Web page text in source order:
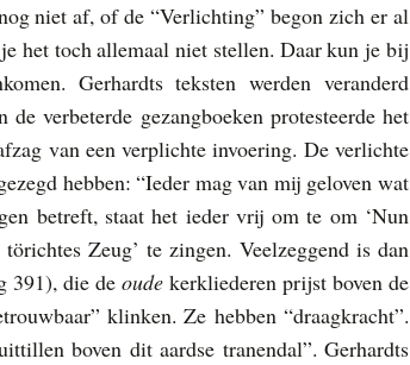
niet af, of de “Verlichting” begon zich er al
het toch allemaal niet stellen. Daar kun je bij
Gerhardts teksten werden veranderd
verbeterde gezangboeken protesteerde het
van een verplichte invoering. De verlichte
hebben: “Ieder mag van mij geloven wat
betreft, staat het ieder vrij om te om ‘Nun
Zeug’ te zingen. Veelzeggend is dan
391), die de oude kerkliederen prijst boven de
klinken. Ze hebben “draagkracht”.
boven dit aardse tranendal”. Gerhardts